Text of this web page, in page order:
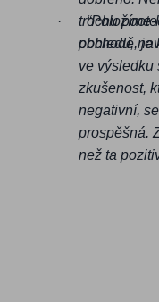
trochu
pohledu,
·
obchodě, je
ve výsledku
zkušenost,
negativní,
prospěšná.
než ta